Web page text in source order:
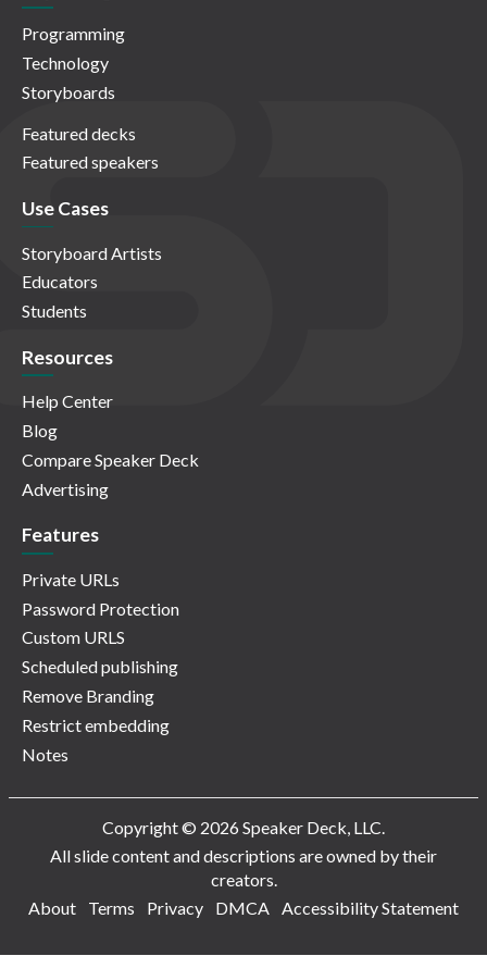
Programming
Technology
Storyboards
Featured decks
Featured speakers
Use Cases
Storyboard Artists
Educators
Students
Resources
Help Center
Blog
Compare Speaker Deck
Advertising
Features
Private URLs
Password Protection
Custom URLS
Scheduled publishing
Remove Branding
Restrict embedding
Notes
Copyright © 2026 Speaker Deck, LLC.
All slide content and descriptions are owned by their
creators.
About
Terms Privacy DMCA Accessibility Statement